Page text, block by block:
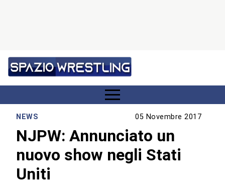
NEWS 05 Novembre 2017
NJPW: Annunciato un
nuovo show negli Stati
Uniti